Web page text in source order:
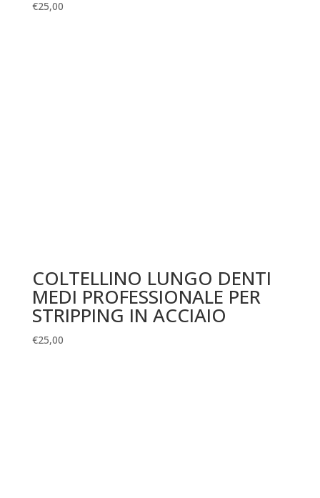
€25,00
COLTELLINO LUNGO DENTI
MEDI PROFESSIONALE PER
STRIPPING IN ACCIAIO
€25,00